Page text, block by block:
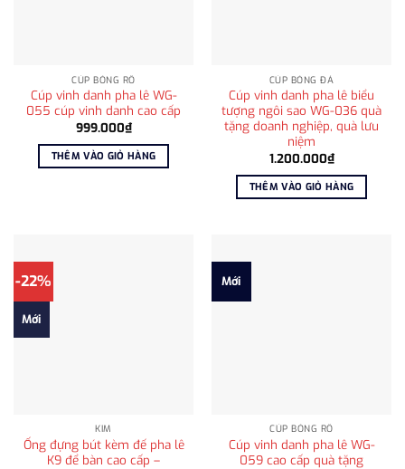
CÚP BÓNG RỔ
Cúp vinh danh pha lê WG-
055 cúp vinh danh cao cấp
999.000₫
THÊM VÀO GIỎ HÀNG
CÚP BÓNG ĐÁ
Cúp vinh danh pha lê biểu
tượng ngôi sao WG-036 quà
tặng doanh nghiệp, quà lưu
niệm
1.200.000₫
THÊM VÀO GIỎ HÀNG
-22%
Mới
KIM
Ống đựng bút kèm đế pha lê
K9 để bàn cao cấp –
Mới
CÚP BÓNG RỔ
Cúp vinh danh pha lê WG-
059 cao cấp quà tặng